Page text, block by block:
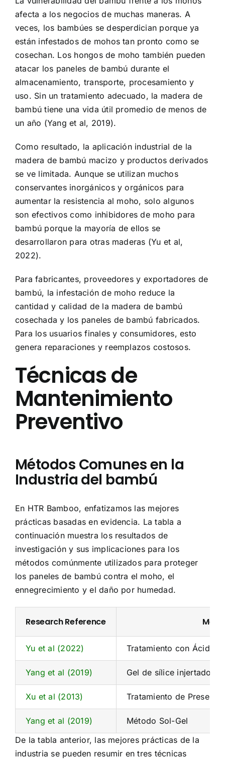
afecta a los negocios de muchas maneras. A
veces, los bambúes se desperdician porque ya
están infestados de mohos tan pronto como se
cosechan. Los hongos de moho también pueden
atacar los paneles de bambú durante el
almacenamiento, transporte, procesamiento y
uso. Sin un tratamiento adecuado, la madera de
bambú tiene una vida útil promedio de menos de
un año (Yang et al, 2019).
Como resultado, la aplicación industrial de la
madera de bambú macizo y productos derivados
se ve limitada. Aunque se utilizan muchos
conservantes inorgánicos y orgánicos para
aumentar la resistencia al moho, solo algunos
son efectivos como inhibidores de moho para
bambú porque la mayoría de ellos se
desarrollaron para otras maderas (Yu et al,
2022).
Para fabricantes, proveedores y exportadores de
bambú, la infestación de moho reduce la
cantidad y calidad de la madera de bambú
cosechada y los paneles de bambú fabricados.
Para los usuarios finales y consumidores, esto
genera reparaciones y reemplazos costosos.
Técnicas de
Mantenimiento
Preventivo
Métodos Comunes en la
Industria del bambú
En HTR Bamboo, enfatizamos las mejores
prácticas basadas en evidencia. La tabla a
continuación muestra los resultados de
investigación y sus implicaciones para los
métodos comúnmente utilizados para proteger
los paneles de bambú contra el moho, el
ennegrecimiento y el daño por humedad.
Research Reference
Yu et al (2022) Tratamiento con Ácido
Yang et al (2019) Gel de sílice injertado
Xu et al (2013) Tratamiento de
Yang et al (2019)
Método Sol-Gel
De la tabla anterior, las mejores prácticas de la
industria se pueden resumir en tres técnicas